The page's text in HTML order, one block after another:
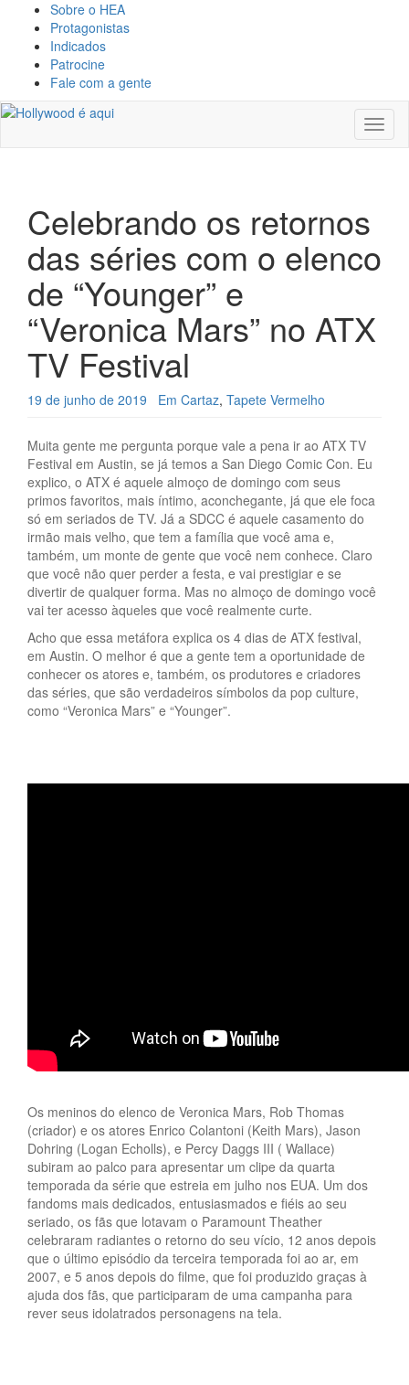
Sobre o HEA
Protagonistas
Indicados
Patrocine
Fale com a gente
Celebrando os retornos
das séries com o elenco
de “Younger” e
“Veronica Mars” no ATX
TV Festival
19 de junho de 2019 Em Cartaz, Tapete Vermelho
Muita gente me pergunta porque vale a pena ir ao ATX TV
Festival em Austin, se já temos a San Diego Comic Con. Eu
explico, o ATX é aquele almoço de domingo com seus
primos favoritos, mais íntimo, aconchegante, já que ele foca
só em seriados de TV. Já a SDCC é aquele casamento do
irmão mais velho, que tem a família que você ama e,
também, um monte de gente que você nem conhece. Claro
que você não quer perder a festa, e vai prestigiar e se
divertir de qualquer forma. Mas no almoço de domingo você
vai ter acesso àqueles que você realmente curte.
Acho que essa metáfora explica os 4 dias de ATX festival,
em Austin. O melhor é que a gente tem a oportunidade de
conhecer os atores e, também, os produtores e criadores
das séries, que são verdadeiros símbolos da pop culture,
como “Veronica Mars” e “Younger”.
Os meninos do elenco de Veronica Mars, Rob Thomas
(criador) e os atores Enrico Colantoni (Keith Mars), Jason
Dohring (Logan Echolls), e Percy Daggs III ( Wallace)
subiram ao palco para apresentar um clipe da quarta
temporada da série que estreia em julho nos EUA. Um dos
fandoms mais dedicados, entusiasmados e fiéis ao seu
seriado, os fãs que lotavam o Paramount Theather
celebraram radiantes o retorno do seu vício, 12 anos depois
que o último episódio da terceira temporada foi ao ar, em
2007, e 5 anos depois do filme, que foi produzido graças à
ajuda dos fãs, que participaram de uma campanha para
rever seus idolatrados personagens na tela.